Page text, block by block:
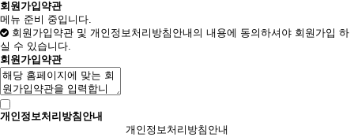
회원가입약관
메뉴 준비 중입니다.
회원가입약관 및 개인정보처리방침안내의 내용에 동의하셔야 회원가입 하
실 수 있습니다.
회원가입약관
개인정보처리방침안내
개인정보처리방침안내